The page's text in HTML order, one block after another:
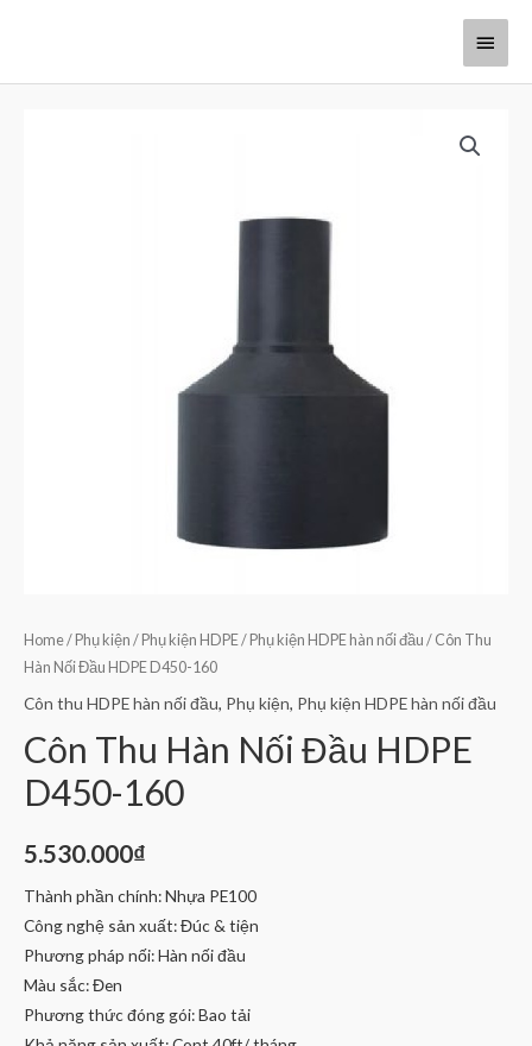
Home/ Phụ kiện / Phụ kiện HDPE/ Phụ kiện HDPE hàn nối đầu / Côn Thu
Hàn Nối Đầu HDPE D450-160
Côn thu HDPE hàn nối đầu, Phụ kiện, Phụ kiện HDPE hàn nối đầu
Côn Thu Hàn Nối Đầu HDPE
D450-160
5.530.000₫
Thành phần chính: Nhựa PE100
Công nghệ sản xuất: Đúc & tiện
Phương pháp nối: Hàn nối đầu
Màu sắc: Đen
Phương thức đóng gói: Bao tải